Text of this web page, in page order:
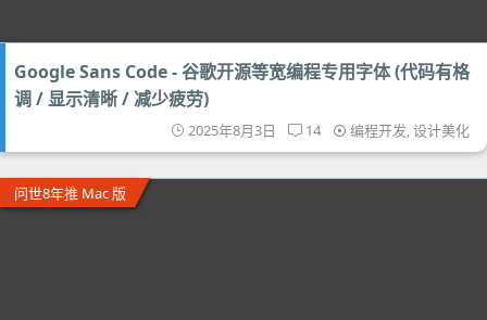
Google Sans Code - 谷歌开源等宽编程专用字体 (代码有格
调 / 显示清晰 / 减少疲劳)
2025年8月3日 14 编程开发,设计美化
问世8年推 Mac 版